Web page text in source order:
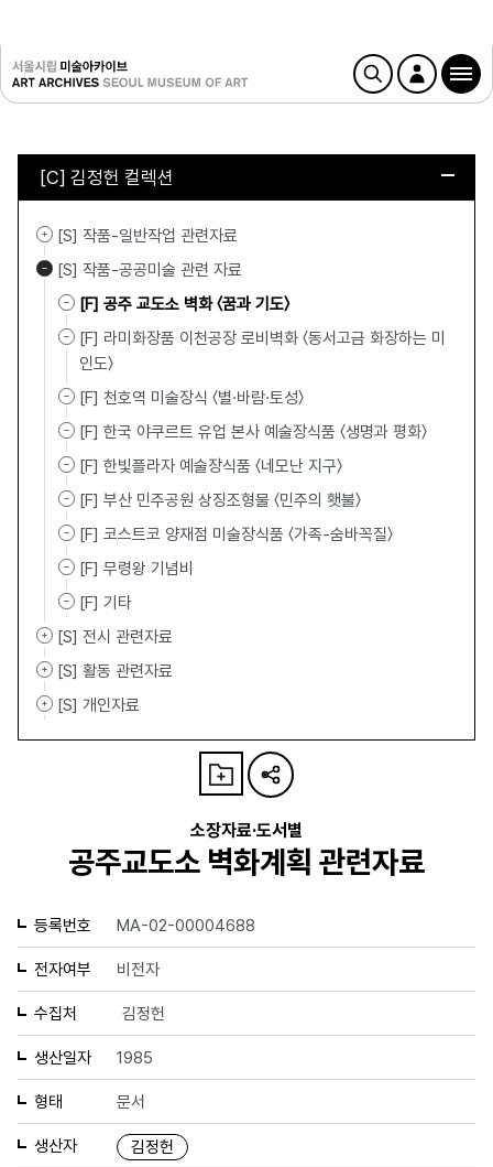
[C] 김정헌 컬렉션
[S] 작품-일반작업 관련자료
[S] 작품-공공미술 관련 자료
[F] 공주 교도소 벽화 〈꿈과 기도〉
[F] 라미화장품 이천공장 로비벽화 〈동서고금 화장하는 미
인도〉
[F] 천호역 미술장식 〈별·바람·토성〉
[F] 한국 야쿠르트 유업 본사 예술장식품 〈생명과 평화〉
[F] 한빛플라자 예술장식품 〈네모난 지구〉
[F] 부산 민주공원 상징조형물 〈민주의 횃불〉
[F] 코스트코 양재점 미술장식품 〈가족-숨바꼭질〉
[F] 무령왕 기념비
[F] 기타
[S] 전시 관련자료
[S] 활동 관련자료
[S] 개인자료
소장자료·도서별
공주교도소 벽화계획 관련자료
등록번호 MA-02-00004688
전자여부 비전자
수집처 김정헌
생산일자 1985
형태 문서
생산자 김정헌